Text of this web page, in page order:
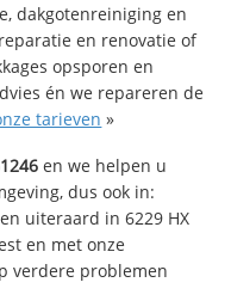
dakgotenreiniging en
en renovatie of
opsporen en
én we repareren de
tarieven »
en we helpen u
dus ook in:
uiteraard in 6229 HX
en met onze
verdere problemen